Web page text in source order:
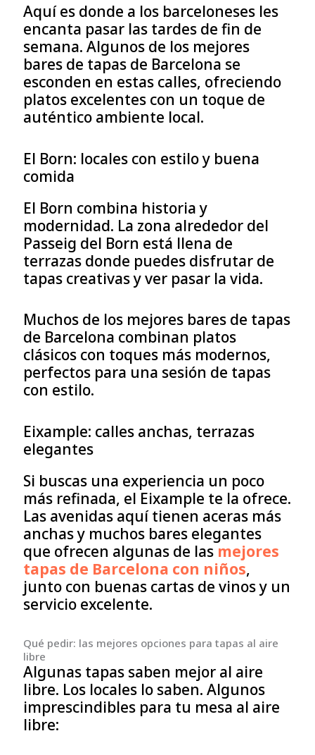
Aquí es donde a los barceloneses les
encanta pasar las tardes de fin de
semana. Algunos de los mejores
bares de tapas de Barcelona se
esconden en estas calles, ofreciendo
platos excelentes con un toque de
auténtico ambiente local.
El Born: locales con estilo y buena
comida
El Born combina historia y
modernidad. La zona alrededor del
Passeig del Born está llena de
terrazas donde puedes disfrutar de
tapas creativas y ver pasar la vida.
Muchos de los mejores bares de tapas
de Barcelona combinan platos
clásicos con toques más modernos,
perfectos para una sesión de tapas
con estilo.
Eixample: calles anchas, terrazas
elegantes
Si buscas una experiencia un poco
más refinada, el Eixample te la ofrece.
Las avenidas aquí tienen aceras más
anchas y muchos bares elegantes
que ofrecen algunas de las mejores
tapas de Barcelona con niños,
junto con buenas cartas de vinos y un
servicio excelente.
Qué pedir: las mejores opciones para tapas al aire
libre
Algunas tapas saben mejor al aire
libre. Los locales lo saben. Algunos
imprescindibles para tu mesa al aire
libre: